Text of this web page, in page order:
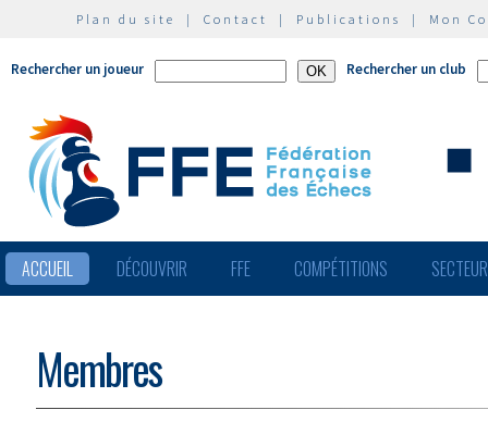
Plan du site | Contact | Publications | Mon
Rechercher un joueur Rechercher un club
ACCUEIL DÉCOUVRIR FFE COMPÉTITIONS
Membres